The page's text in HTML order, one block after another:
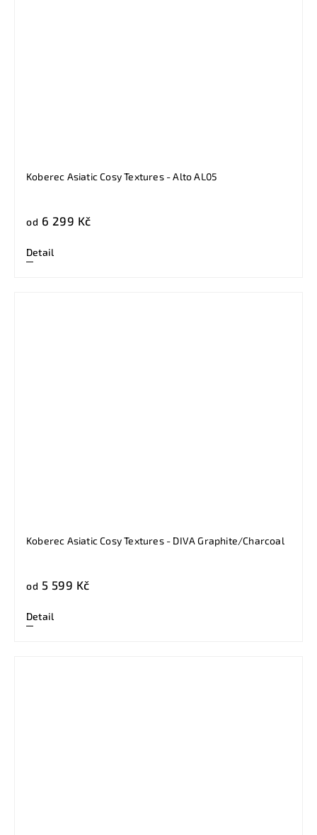
Koberec Asiatic Cosy Textures - Alto AL05
od 6 299 Kč
Detail
Koberec Asiatic Cosy Textures - DIVA Graphite/Charcoal
od 5 599 Kč
Detail